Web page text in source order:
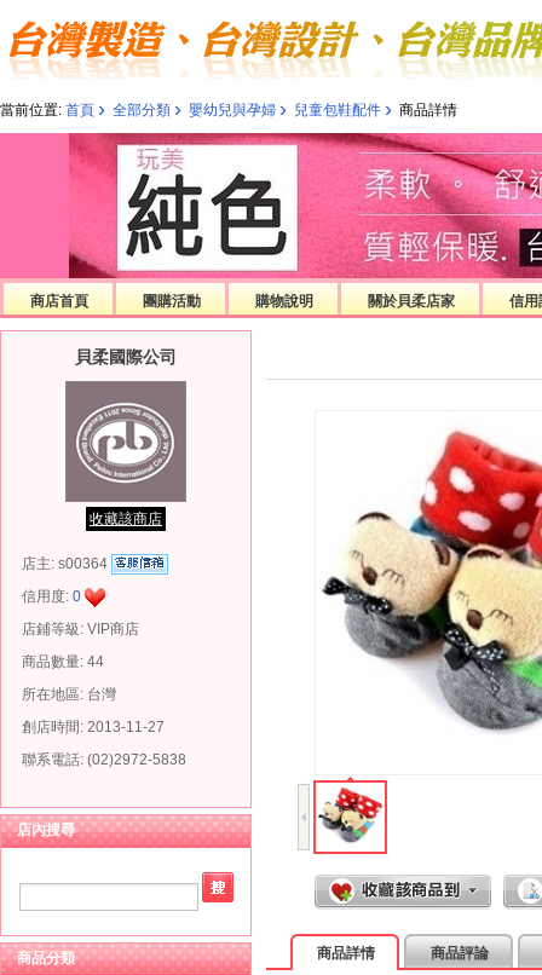
當前位置: 首頁 › 全部分類 › 嬰幼兒與孕婦 › 兒童包鞋配件 › 商品詳情
商店首頁 團購活動 購物說明 關於貝柔店家 信用
貝柔國際公司
收藏該商店
店主: s00364
信用度: 0
店鋪等級: VIP商店
商品數量: 44
所在地區: 台灣
創店時間: 2013-11-27
聯系電話: (02)2972-5838
店內搜尋
商品分類 商品詳情 商品評論